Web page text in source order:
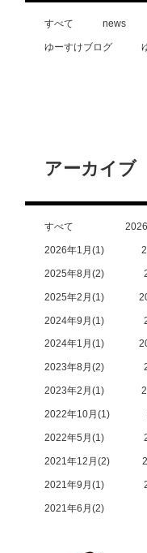
すべて news
ゆーすけブログ
アーカイブ
すべて
2026年1月 1
2025年8月 2
2025年2月 1
2024年9月 1
2024年1月 1
2023年8月 2
2023年2月 1
2022年10月 1
2022年5月 1
2021年12月 2
2021年9月 1
2021年6月 2